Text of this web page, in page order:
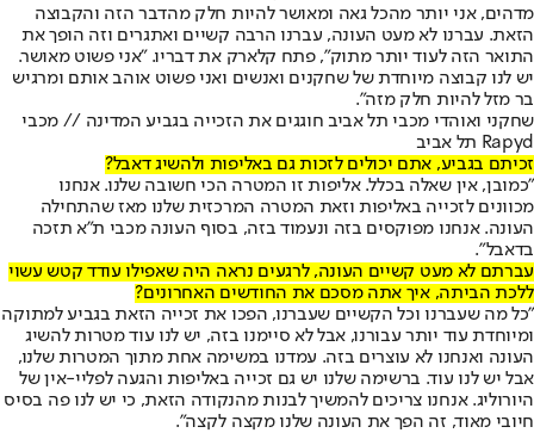
מדהים, אני יותר מהכל גאה ומאושר להיות חלק מהדבר הזה והקבוצה
הזאת. עברנו לא מעט העונה, עברנו הרבה קשיים ואתגרים וזה הופך את
התואר הזה לעוד יותר מתוק", פתח קלארק את דבריו. "אני פשוט מאושר.
יש לנו קבוצה מיוחדת של שחקנים ואנשים ואני פשוט אוהב אותם ומרגיש
בר מזל להיות חלק מזה".
שחקני ואוהדי מכבי תל אביב חוגגים את הזכייה בגביע המדינה // מכבי
Rapyd תל אביב
זכיתם בגביע, אתם יכולים לזכות גם באליפות ולהשיג דאבל?
"כמובן, אין שאלה בכלל. אליפות זו המטרה הכי חשובה שלנו. אנחנו
מכוונים לזכייה באליפות וזאת המטרה המרכזית שלנו מאז שהתחילה
העונה. אנחנו מפוקסים בזה ונעמוד בזה, בסוף העונה מכבי ת"א תזכה
בדאבל".
עברתם לא מעט קשיים העונה, לרגעים נראה היה שאפילו עודד קטש עשוי
ללכת הביתה, איך אתה מסכם את החודשים האחרונים?
"כל מה שעברנו וכל הקשיים שעברנו, הפכו את זכייה הזאת בגביע למתוקה
ומיוחדת עוד יותר עבורנו, אבל לא סיימנו בזה, יש לנו עוד מטרות להשיג
העונה ואנחנו לא עוצרים בזה. עמדנו במשימה אחת מתוך המטרות שלנו,
אבל יש לנו עוד. ברשימה שלנו יש גם זכייה באליפות והגעה לפליי-אין של
היורוליג. אנחנו צריכים להמשיך לבנות מהנקודה הזאת, כי יש לנו פה בסיס
חיובי מאוד, זה הפך את העונה שלנו מקצה לקצה".